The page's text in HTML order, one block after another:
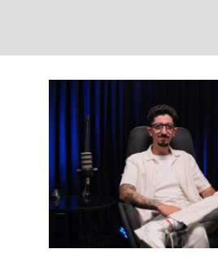
A voz
impacto:
disciplina e
Guilherme